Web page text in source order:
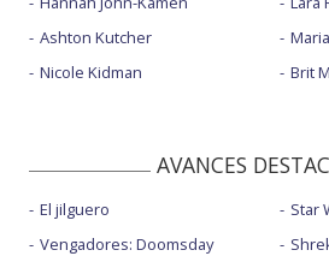
Ashton Kutcher
Nicole Kidman
Brit
AVANCES
El jilguero
Vengadores: Doomsday
Star